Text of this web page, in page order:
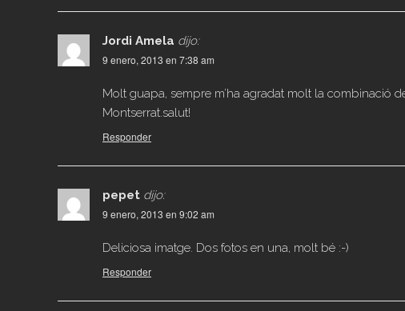
Jordi Amela dijo:
9 enero, 2013 en 7:38 am
Molt guapa, sempre m’ha agradat molt la combinació
Montserrat.salut!
Responder
pepet dijo:
9 enero, 2013 en 9:02 am
Deliciosa imatge. Dos fotos en una, molt bé :-)
Responder